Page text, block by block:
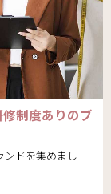
制度ありのブ
ドを集めまし